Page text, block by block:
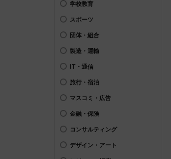
学校教育
スポーツ
団体・組合
製造・運輸
IT・通信
旅行・宿泊
マスコミ・広告
金融・保険
コンサルティング
デザイン・アート